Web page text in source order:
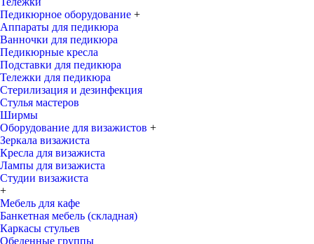
Педикюрное оборудование +
Аппараты для педикюра
Ванночки для педикюра
Педикюрные кресла
Подставки для педикюра
Тележки для педикюра
Стерилизация и дезинфекция
Стулья мастеров
Ширмы
Оборудование для визажистов +
Зеркала визажиста
Кресла для визажиста
Лампы для визажиста
Студии визажиста
+
Мебель для кафе
Банкетная мебель (складная)
Каркасы стульев
Обеденные группы